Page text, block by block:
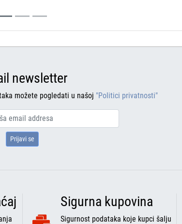
newsletter
možete pogledati u našoj "Politici privatnosti"
Prijavi se
Sigurna kupovina
Sigurnost podataka koje kupci šalju